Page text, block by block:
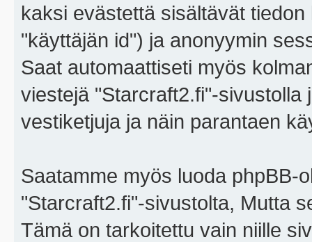
kaksi evästettä sisältävät
"käyttäjän id") ja anonyymin
Saat automaattiseti myös
viestejä "Starcraft2.fi"-sivustolla
vestiketjuja ja näin parantaen
Saatamme myös luoda phpBB-
"Starcraft2.fi"-sivustolta, Mutta
Tämä on tarkoitettu vain niille